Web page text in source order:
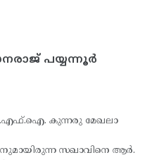
പയ്യന്നൂര്‍
കുന്നരു മേഖലാ
സഖാവിനെ ആര്‍.